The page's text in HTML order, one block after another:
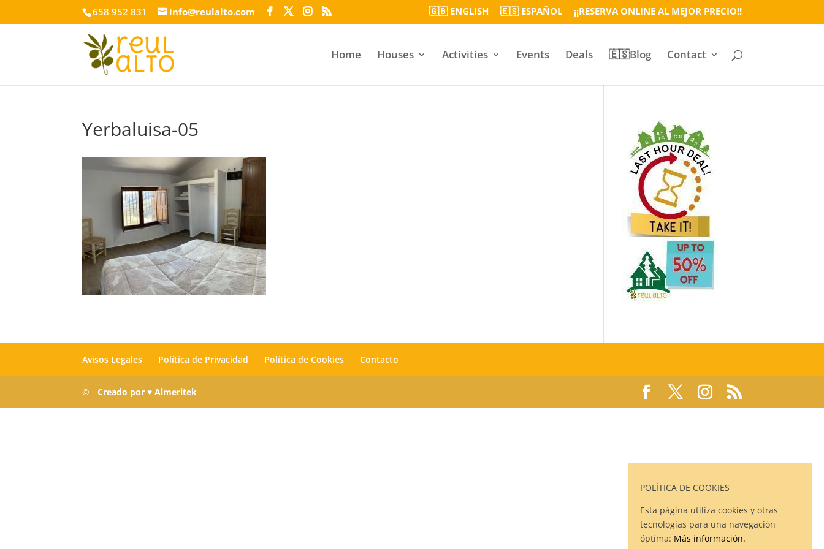
658 952 831 info@reulalto.com 🇬🇧 ENGLISH 🇪🇸 ESPAÑOL ¡¡RESERVA ONLINE AL MEJOR PRECIO!!
Home Houses Activities Events Deals 🇪🇸Blog Contact
Yerbaluisa-05
Avisos Legales Política de Privacidad Política de Cookies Contacto
© -Creado por ♥ Almeritek
POLÍTICA DE COOKIES
Esta página utiliza cookies y otras
tecnologías para una navegación
óptima: Más información.